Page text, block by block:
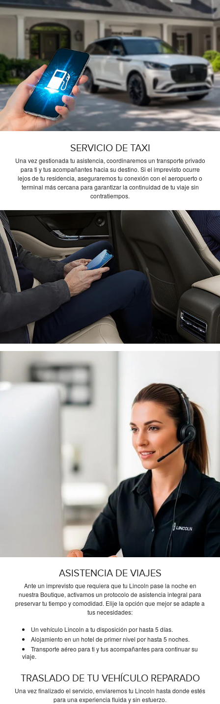
SERVICIO DE TAXI
Una vez gestionada tu asistencia, coordinaremos un transporte privado
para ti y tus acompañantes hacia su destino. Si el imprevisto ocurre
lejos de tu residencia, aseguraremos tu conexión con el aeropuerto o
terminal más cercana para garantizar la continuidad de tu viaje sin
contratiempos.
ASISTENCIA DE VIAJES
Ante un imprevisto que requiera que tu Lincoln pase la noche en
nuestra Boutique, activamos un protocolo de asistencia integral para
preservar tu tiempo y comodidad. Elije la opción que mejor se adapte a
tus necesidades:
Un vehículo Lincoln a tu disposición por hasta 5 días.
Alojamiento en un hotel de primer nivel por hasta 5 noches.
Transporte aéreo para ti y tus acompañantes para continuar su
viaje.
TRASLADO DE TU VEHÍCULO REPARADO
Una vez finalizado el servicio, enviaremos tu Lincoln hasta donde estés
para una experiencia fluida y sin esfuerzo.